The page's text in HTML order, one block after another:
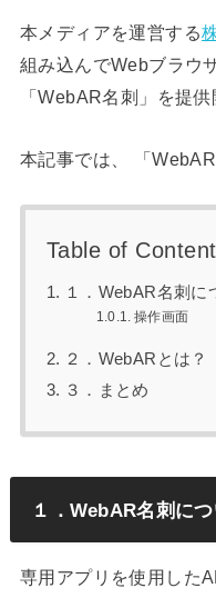
本メディアを運営する
組み込んでWebブラウ
「WebAR名刺」を提供
本記事では、 「
Table of
１．WebAR名刺に
操作画面
２．WebARとは？
３．まとめ
１．WebAR名刺に
専用アプリを使用した